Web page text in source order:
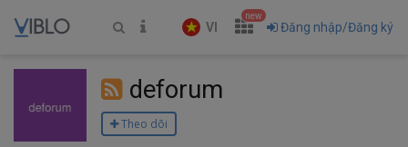
VI
new
Đăng nhập/Đăng ký
deforum
Theo dõi